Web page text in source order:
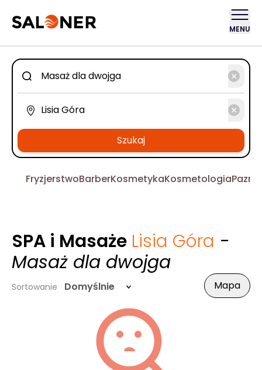
MENU
Szukaj
FryzjerstwoBarberKosmetykaKosmetologia
SPA i Masaże Lisia Góra -
Masaż dla dwojga
Sortowanie Domyślnie Mapa